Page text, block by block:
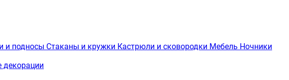
и подносы Стаканы и кружки Кастрюли и сковородки Мебель Ночники
декорации